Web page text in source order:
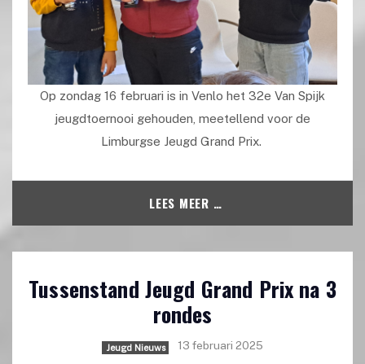
Op zondag 16 februari is in Venlo het 32e Van Spijk
jeugdtoernooi gehouden, meetellend voor de
Limburgse Jeugd Grand Prix.
LEES MEER …
Tussenstand Jeugd Grand Prix na 3
rondes
Jeugd Nieuws 13 februari 2025